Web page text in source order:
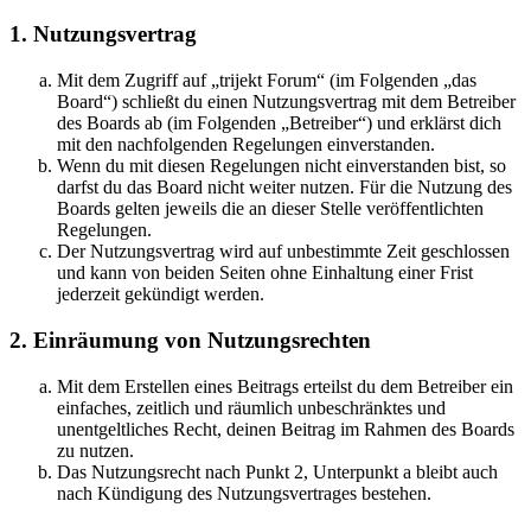
1. Nutzungsvertrag
Mit dem Zugriff auf „trijekt Forum“ (im Folgenden „das
Board“) schließt du einen Nutzungsvertrag mit dem Betreiber
des Boards ab (im Folgenden „Betreiber“) und erklärst dich
mit den nachfolgenden Regelungen einverstanden.
Wenn du mit diesen Regelungen nicht einverstanden bist, so
darfst du das Board nicht weiter nutzen. Für die Nutzung des
Boards gelten jeweils die an dieser Stelle veröffentlichten
Regelungen.
Der Nutzungsvertrag wird auf unbestimmte Zeit geschlossen
und kann von beiden Seiten ohne Einhaltung einer Frist
jederzeit gekündigt werden.
2. Einräumung von Nutzungsrechten
Mit dem Erstellen eines Beitrags erteilst du dem Betreiber ein
einfaches, zeitlich und räumlich unbeschränktes und
unentgeltliches Recht, deinen Beitrag im Rahmen des Boards
zu nutzen.
Das Nutzungsrecht nach Punkt 2, Unterpunkt a bleibt auch
nach Kündigung des Nutzungsvertrages bestehen.